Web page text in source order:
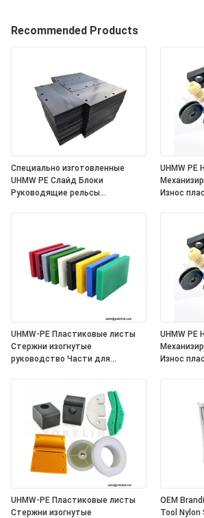
Recommended Products
Специально изготовленные
UHMW PE Слайд Блоки
Руководящие рельсы
UHMW PE
Износ
UHMW-PE Пластиковые листы
Стержни изогнутые
руководство Части для
UHMW PE
Износ
UHMW-PE Пластиковые листы
Стержни изогнутые
OEM
Tool